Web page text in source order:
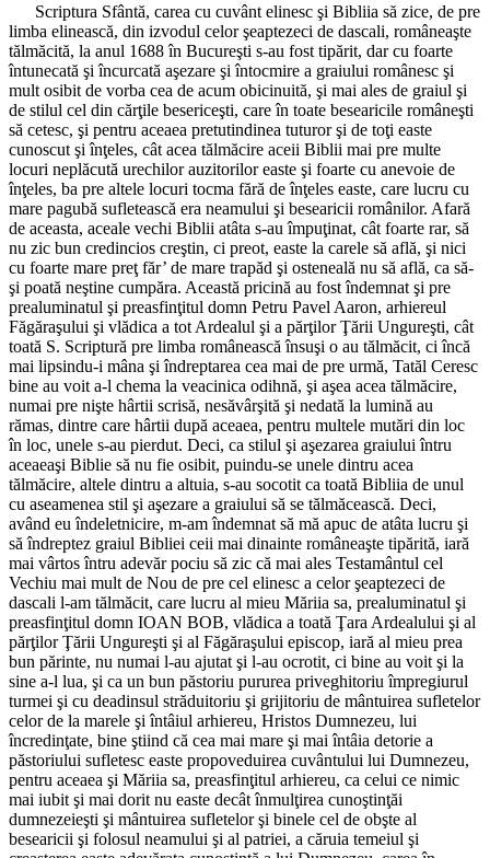
Scriptura Sfântă, carea cu cuvânt elinesc şi Bibliia să zice, de pre
limba elinească, din izvodul celor şeaptezeci de dascali, româneaşte
tălmăcită, la anul 1688 în Bucureşti s-au fost tipărit, dar cu foarte
întunecată şi încurcată aşezare şi întocmire a graiului românesc şi
mult osibit de vorba cea de acum obicinuită, şi mai ales de graiul şi
de stilul cel din cărţile besericeşti, care în toate besearicile româneşti
să cetesc, şi pentru aceaea pretutindinea tuturor şi de toţi easte
cunoscut şi înţeles, cât acea tălmăcire aceii Biblii mai pre multe
locuri neplăcută urechilor auzitorilor easte şi foarte cu anevoie de
înţeles, ba pre altele locuri tocma fără de înţeles easte, care lucru cu
mare pagubă sufletească era neamului şi besearicii românilor. Afară
de aceasta, aceale vechi Biblii atâta s-au împuţinat, cât foarte rar, să
nu zic bun credincios creştin, ci preot, easte la carele să află, şi nici
cu foarte mare preţ făr’ de mare trapăd şi osteneală nu să află, ca să-
şi poată neştine cumpăra. Această pricină au fost îndemnat şi pre
prealuminatul şi preasfinţitul domn Petru Pavel Aaron, arhiereul
Făgăraşului şi vlădica a tot Ardealul şi a părţilor Ţării Ungureşti, cât
toată S. Scriptură pre limba românească însuşi o au tălmăcit, ci încă
mai lipsindu-i mâna şi îndreptarea cea mai de pre urmă, Tatăl Ceresc
bine au voit a-l chema la veacinica odihnă, şi aşea acea tălmăcire,
numai pre nişte hârtii scrisă, nesăvârşită şi nedată la lumină au
rămas, dintre care hârtii după aceaea, pentru multele mutări din loc
în loc, unele s-au pierdut. Deci, ca stilul şi aşezarea graiului întru
aceaeaşi Biblie să nu fie osibit, puindu-se unele dintru acea
tălmăcire, altele dintru a altuia, s-au socotit ca toată Bibliia de unul
cu aseamenea stil şi aşezare a graiului să se tălmăcească. Deci,
având eu îndeletnicire, m-am îndemnat să mă apuc de atâta lucru şi
să îndreptez graiul Bibliei ceii mai dinainte româneaşte tipărită, iară
mai vârtos întru adevăr pociu să zic că mai ales Testamântul cel
Vechiu mai mult de Nou de pre cel elinesc a celor şeaptezeci de
dascali l-am tălmăcit, care lucru al mieu Măriia sa, prealuminatul şi
preasfinţitul domn IOAN BOB, vlădica a toată Ţara Ardealului şi al
părţilor Ţării Ungureşti şi al Făgăraşului episcop, iară al mieu prea
bun părinte, nu numai l-au ajutat şi l-au ocrotit, ci bine au voit şi la
sine a-l lua, şi ca un bun păstoriu pururea priveghitoriu împregiurul
turmei şi cu deadinsul străduitoriu şi grijitoriu de mântuirea sufletelor
celor de la marele şi întâiul arhiereu, Hristos Dumnezeu, lui
încredinţate, bine ştiind că cea mai mare şi mai întâia detorie a
păstoriului sufletesc easte propoveduirea cuvântului lui Dumnezeu,
pentru aceaea şi Măriia sa, preasfinţitul arhiereu, ca celui ce nimic
mai iubit şi mai dorit nu easte decât înmulţirea cunoştinţăi
dumnezeieşti şi mântuirea sufletelor şi binele cel de obşte al
besearicii şi folosul neamului şi al patriei, a căruia temeiul şi